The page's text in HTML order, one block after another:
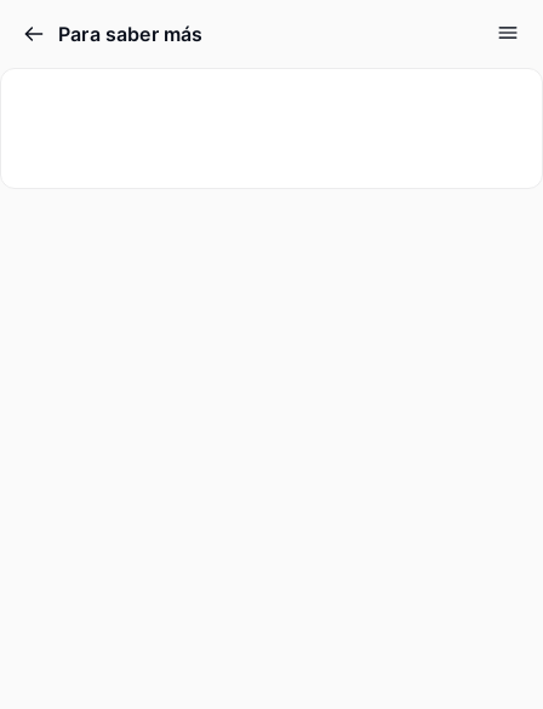
Para saber más